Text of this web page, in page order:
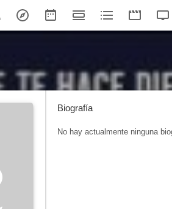
Biografía
No hay actualmente ninguna